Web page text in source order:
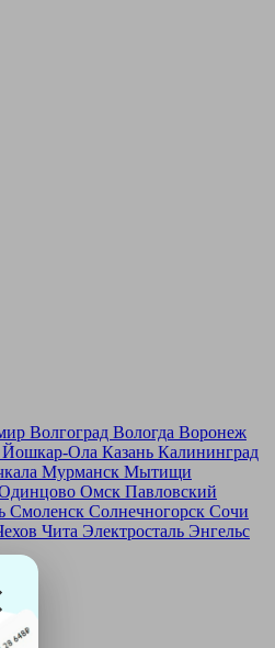
Волгоград Вологда Воронеж
Йошкар-Ола Казань Калининград
Мурманск Мытищи
Омск Павловский
Смоленск Солнечногорск Сочи
Чита Электросталь Энгельс